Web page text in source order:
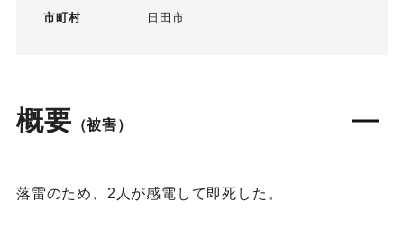
市町村 日田市
概要 （被害）
落雷のため、2人が感電して即死した。